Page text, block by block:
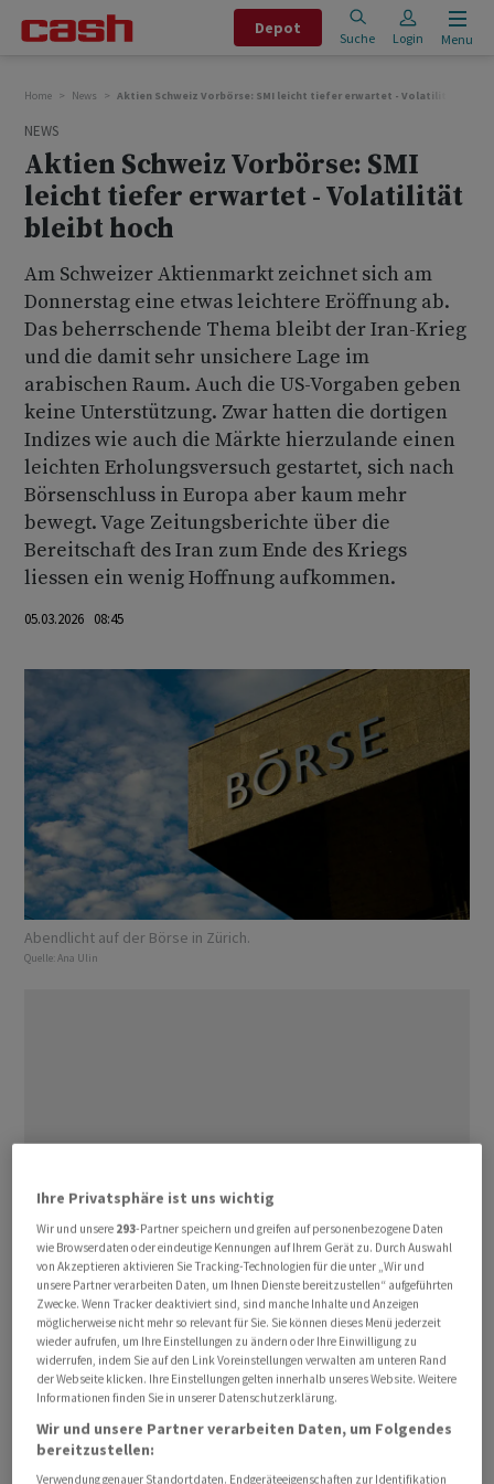
Depot
Suche Login Menu
Home News Aktien Schweiz Vorbörse: SMI leicht tiefer erwartet - Volatilität bleibt
NEWS
Aktien Schweiz Vorbörse: SMI
leicht tiefer erwartet - Volatilität
bleibt hoch
Am Schweizer Aktienmarkt zeichnet sich am
Donnerstag eine etwas leichtere Eröffnung ab.
Das beherrschende Thema bleibt der Iran-Krieg
und die damit sehr unsichere Lage im
arabischen Raum. Auch die US-Vorgaben geben
keine Unterstützung. Zwar hatten die dortigen
Indizes wie auch die Märkte hierzulande einen
leichten Erholungsversuch gestartet, sich nach
Börsenschluss in Europa aber kaum mehr
bewegt. Vage Zeitungsberichte über die
Bereitschaft des Iran zum Ende des Kriegs
liessen ein wenig Hoffnung aufkommen.
05.03.2026 08:45
Abendlicht auf der Börse in Zürich.
Quelle: Ana Ulin
Derweil zieht der noch keine Woche andauernde Krieg
immer weitere Kreise und mit einer Rakete in Richtung
des Nato-Landes Türkei droht eine neue
Eskalationsstufe. «Die Investoren bleiben nervös und
das dürfte sich auch in den kommenden Tagen in einer
Ihre Privatsphäre ist uns wichtig
Wir und unsere 293-Partner speichern und greifen auf personenbezogene Daten
wie Browserdaten oder eindeutige Kennungen auf Ihrem Gerät zu. Durch Auswahl
von Akzeptieren aktivieren Sie Tracking-Technologien für die unter „Wir und
unsere Partner verarbeiten Daten, um Ihnen Dienste bereitzustellen“ aufgeführten
Zwecke. Wenn Tracker deaktiviert sind, sind manche Inhalte und Anzeigen
möglicherweise nicht mehr so relevant für Sie. Sie können dieses Menü jederzeit
wieder aufrufen, um Ihre Einstellungen zu ändern oder Ihre Einwilligung zu
widerrufen, indem Sie auf den Link Voreinstellungen verwalten am unteren Rand
der Webseite klicken. Ihre Einstellungen gelten innerhalb unseres Website. Weitere
Informationen finden Sie in unserer Datenschutzerklärung.
Wir und unsere Partner verarbeiten Daten, um Folgendes
bereitzustellen:
Verwendung genauer Standortdaten. Endgeräteeigenschaften zur Identifikation